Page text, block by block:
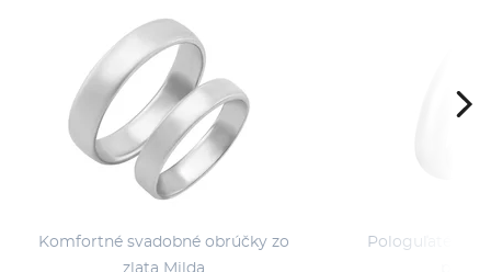
Komfortné svadobné obrúčky zo
Pologuľaté